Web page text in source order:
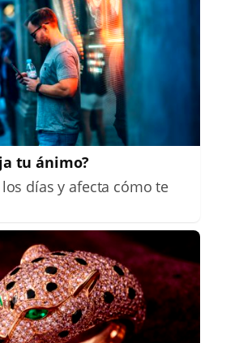
tu ánimo?
días y afecta cómo te